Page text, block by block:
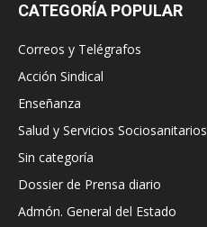
CATEGORÍA POPULAR
Correos y Telégrafos
Acción Sindical
Enseñanza
Salud y Servicios Sociosanitarios
Sin categoría
Dossier de Prensa diario
Admón. General del Estado